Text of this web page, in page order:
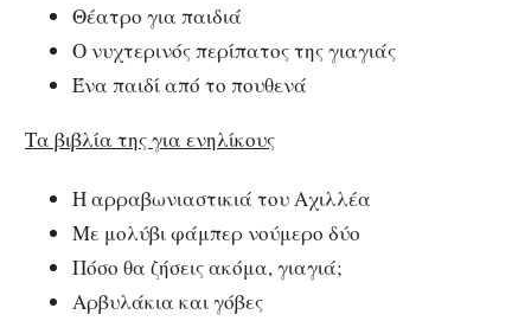
Θέατρο για παιδιά
Ο νυχτερινός περίπατος της γιαγιάς
Ένα παιδί από το πουθενά
Τα βιβλία της για ενηλίκους
Η αρραβωνιαστικιά του Αχιλλέα
Με μολύβι φάμπερ νούμερο δύο
Πόσο θα ζήσεις ακόμα, γιαγιά;
Αρβυλάκια και γόβες